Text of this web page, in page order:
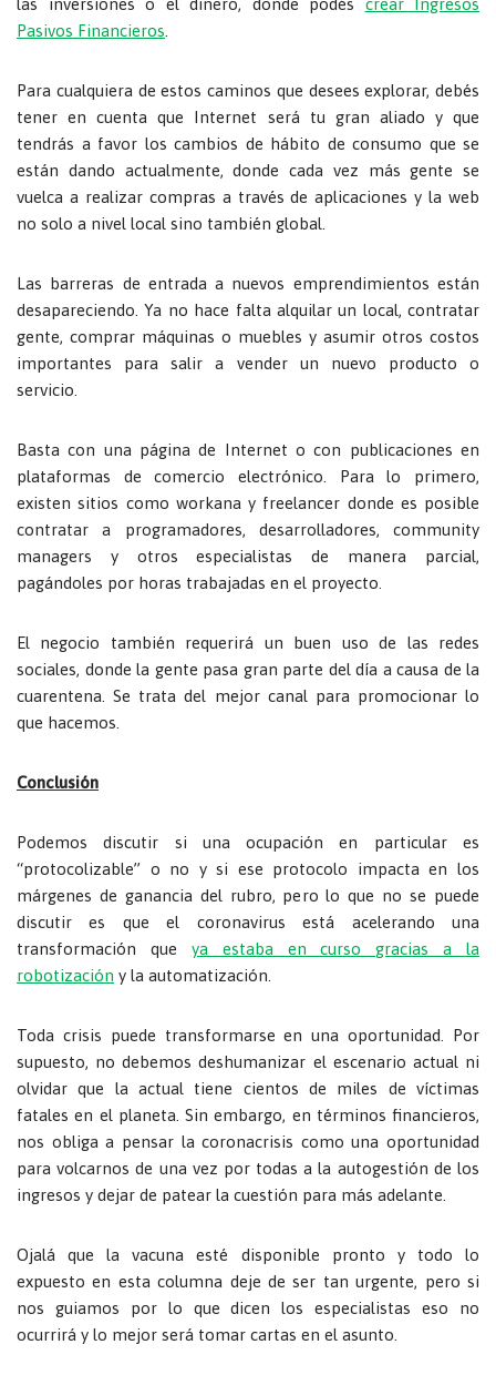
Pasivos Financieros
Para cualquiera de estos caminos que desees explorar, debés
tener en cuenta que Internet será tu gran aliado y que
tendrás a favor los cambios de hábito de consumo que se
están dando actualmente, donde cada vez más gente se
vuelca a realizar compras a través de aplicaciones y la web
no solo a nivel local sino también global.
Las barreras de entrada a nuevos emprendimientos están
desapareciendo. Ya no hace falta alquilar un local, contratar
gente, comprar máquinas o muebles y asumir otros costos
importantes para salir a vender un nuevo producto o
servicio.
Basta con una página de Internet o con publicaciones en
plataformas de comercio electrónico. Para lo primero,
existen sitios como workana y freelancer donde es posible
contratar a programadores, desarrolladores, community
managers y otros especialistas de manera parcial,
pagándoles por horas trabajadas en el proyecto.
El negocio también requerirá un buen uso de las redes
sociales, donde la gente pasa gran parte del día a causa de la
cuarentena. Se trata del mejor canal para promocionar lo
que hacemos.
Conclusión
Podemos discutir si una ocupación en particular es
“protocolizable” o no y si ese protocolo impacta en los
márgenes de ganancia del rubro, pero lo que no se puede
discutir es que el coronavirus está acelerando una
transformación que ya estaba en curso gracias a la
robotización y la automatización.
Toda crisis puede transformarse en una oportunidad. Por
supuesto, no debemos deshumanizar el escenario actual ni
olvidar que la actual tiene cientos de miles de víctimas
fatales en el planeta. Sin embargo, en términos financieros,
nos obliga a pensar la coronacrisis como una oportunidad
para volcarnos de una vez por todas a la autogestión de los
ingresos y dejar de patear la cuestión para más adelante.
Ojalá que la vacuna esté disponible pronto y todo lo
expuesto en esta columna deje de ser tan urgente, pero si
nos guiamos por lo que dicen los especialistas eso no
ocurrirá y lo mejor será tomar cartas en el asunto.